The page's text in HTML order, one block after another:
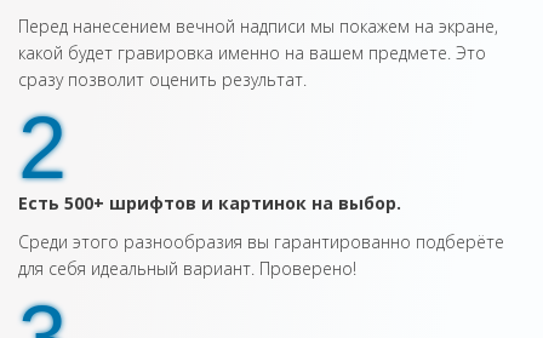
Перед нанесением вечной надписи мы покажем на экране,
какой будет гравировка именно на вашем предмете. Это
сразу позволит оценить результат.
2
Есть 500+ шрифтов и картинок на выбор.
Среди этого разнообразия вы гарантированно подберёте
для себя идеальный вариант. Проверено!